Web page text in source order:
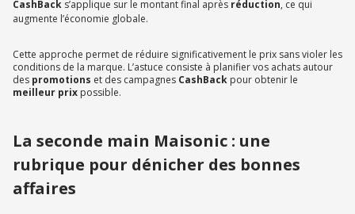
CashBack s’applique sur le montant final après réduction, ce qui
augmente l’économie globale.
Cette approche permet de réduire significativement le prix sans violer les
conditions de la marque. L’astuce consiste à planifier vos achats autour
des promotions et des campagnes CashBack pour obtenir le
meilleur prix possible.
La seconde main Maisonic : une
rubrique pour dénicher des bonnes
affaires